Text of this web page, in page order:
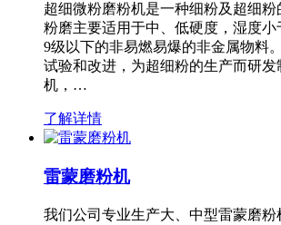
超细微粉磨粉机是一种细粉及超细
粉磨主要适用于中、低硬度，湿度小
9级以下的非易燃易爆的非金属物料
试验和改进，为超细粉的生产而研
机，…
了解详情
雷蒙磨粉机
我们公司专业生产大、中型雷蒙磨粉